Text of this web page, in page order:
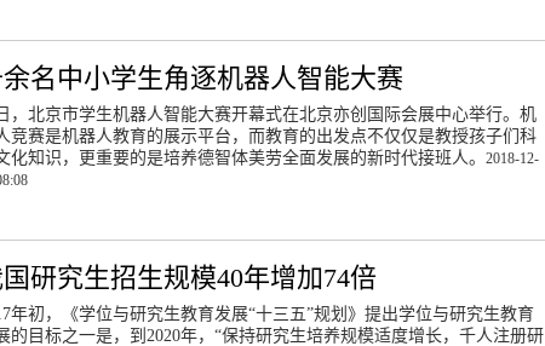
名中小学生角逐机器人智能大赛
，北京市学生机器人智能大赛开幕式在北京亦创国际会展中心举行。机
竞赛是机器人教育的展示平台，而教育的出发点不仅仅是教授孩子们科
化知识，更重要的是培养德智体美劳全面发展的新时代接班人。2018-12-
研究生招生规模40年增加74倍
年初，《学位与研究生教育发展“十三五”规划》提出学位与研究生教育
的目标之一是，到2020年，“保持研究生培养规模适度增长，千人注册研